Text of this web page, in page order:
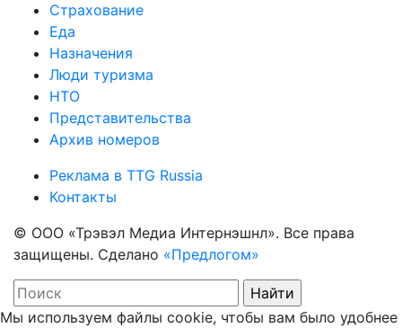
Страхование
Еда
Назначения
Люди туризма
НТО
Представительства
Архив номеров
Реклама в TTG Russia
Контакты
© ООО «Трэвэл Медиа Интернэшнл». Все права
защищены. Сделано «Предлогом»
Мы используем файлы cookie, чтобы вам было удобнее